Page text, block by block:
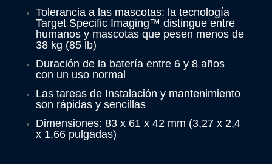
Tolerancia a las mascotas: la tecnología
Target Specific Imaging™ distingue entre
humanos y mascotas que pesen menos de
38 kg (85 lb)
Duración de la batería entre 6 y 8 años
con un uso normal
Las tareas de Instalación y mantenimiento
son rápidas y sencillas
Dimensiones: 83 x 61 x 42 mm (3,27 x 2,4
x 1,66 pulgadas)